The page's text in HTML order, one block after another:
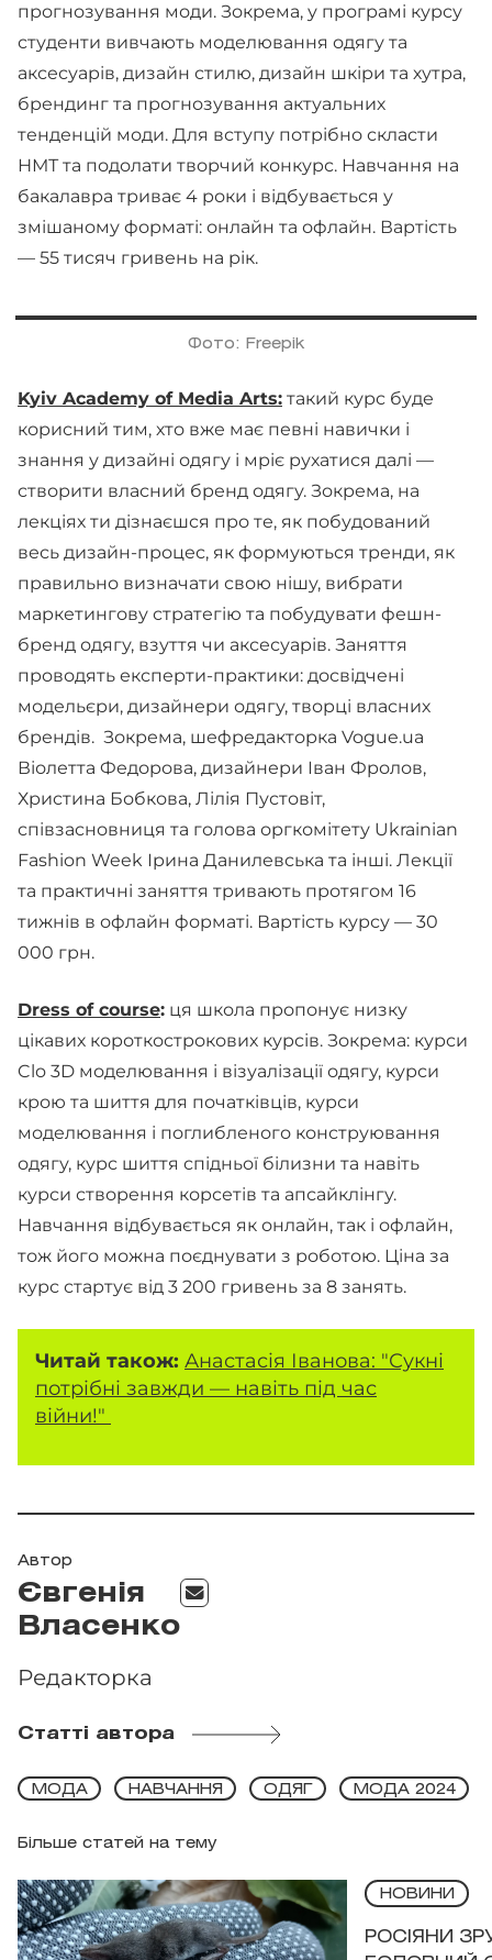
прогнозування моди. Зокрема, у програмі курсу
студенти вивчають моделювання одягу та
аксесуарів, дизайн стилю, дизайн шкіри та хутра,
брендинг та прогнозування актуальних
тенденцій моди. Для вступу потрібно скласти
НМТ та подолати творчий конкурс. Навчання на
бакалавра триває 4 роки і відбувається у
змішаному форматі: онлайн та офлайн. Вартість
— 55 тисяч гривень на рік.
Фото: Freepik
Kyiv Academy of Media Arts: такий курс буде
корисний тим, хто вже має певні навички і
знання у дизайні одягу і мріє рухатися далі —
створити власний бренд одягу. Зокрема, на
лекціях ти дізнаєшся про те, як побудований
весь дизайн-процес, як формуються тренди, як
правильно визначати свою нішу, вибрати
маркетингову стратегію та побудувати фешн-
бренд одягу, взуття чи аксесуарів. Заняття
проводять експерти-практики: досвідчені
модельєри, дизайнери одягу, творці власних
брендів. Зокрема, шефредакторка Vogue.ua
Віолетта Федорова, дизайнери Іван Фролов,
Христина Бобкова, Лілія Пустовіт,
співзасновниця та голова оргкомітету Ukrainian
Fashion Week Ірина Данилевська та інші. Лекції
та практичні заняття тривають протягом 16
тижнів в офлайн форматі. Вартість курсу — 30
000 грн.
Dress of course: ця школа пропонує низку
цікавих короткострокових курсів. Зокрема: курси
Clo 3D моделювання і візуалізації одягу, курси
крою та шиття для початківців, курси
моделювання і поглибленого конструювання
одягу, курс шиття спідньої білизни та навіть
курси створення корсетів та апсайклінгу.
Навчання відбувається як онлайн, так і офлайн,
тож його можна поєднувати з роботою. Ціна за
курс стартує від 3 200 гривень за 8 занять.
Читай також: Анастасія Іванова: "Сукні
потрібні завжди — навіть під час
війни!"
Автор
Євгенія
Власенко
Редакторка
Статті автора
Більше статей на тему
МОДА НАВЧАННЯ ОДЯГ МОДА 2024
НОВИНИ
РОСІЯНИ